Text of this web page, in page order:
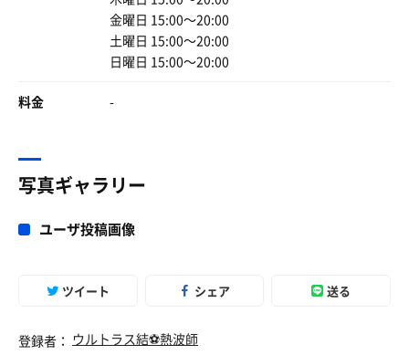
金曜日 15:00〜20:00
土曜日 15:00〜20:00
日曜日 15:00〜20:00
料金 -
写真ギャラリー
ユーザ投稿画像
ツイート シェア 送る
登録者： ウルトラス結⚽熱波師